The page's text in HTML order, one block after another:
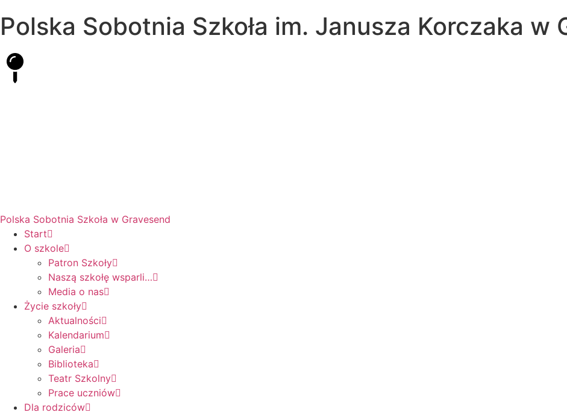
Polska Sobotnia Szkoła im. Janusza Korczaka w
Polska Sobotnia Szkoła w Gravesend
Start
O szkole
Patron Szkoły
Naszą szkołę wsparli…
Media o nas
Życie szkoły
Aktualności
Kalendarium
Galeria
Biblioteka
Teatr Szkolny
Prace uczniów
Dla rodziców